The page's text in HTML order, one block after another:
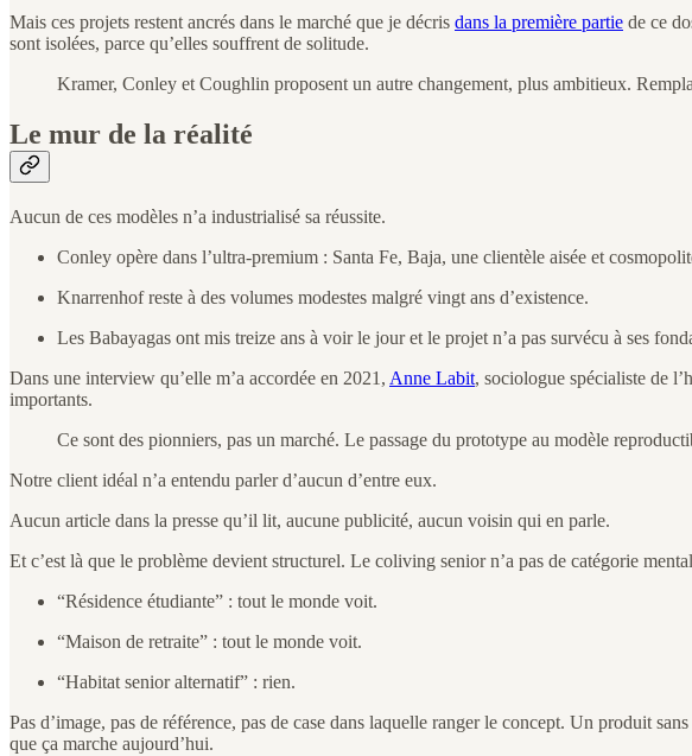
Mais ces projets restent ancrés dans le marché que je décris dans la première partie de ce
sont isolées, parce qu’elles souffrent de solitude.
Kramer, Conley et Coughlin proposent un autre changement, plus ambitieux.
Le mur de la réalité
Aucun de ces modèles n’a industrialisé sa réussite.
Conley opère dans l’ultra-premium : Santa Fe, Baja, une clientèle aisée et
Knarrenhof reste à des volumes modestes malgré vingt ans d’existence.
Les Babayagas ont mis treize ans à voir le jour et le projet n’a pas survécu à ses
Dans une interview qu’elle m’a accordée en 2021, Anne Labit, sociologue spécialiste de
importants.
Ce sont des pionniers, pas un marché. Le passage du prototype au modèle
Notre client idéal n’a entendu parler d’aucun d’entre eux.
Aucun article dans la presse qu’il lit, aucune publicité, aucun voisin qui en parle.
Et c’est là que le problème devient structurel. Le coliving senior n’a pas de catégorie
“Résidence étudiante” : tout le monde voit.
“Maison de retraite” : tout le monde voit.
“Habitat senior alternatif” : rien.
Pas d’image, pas de référence, pas de case dans laquelle ranger le concept. Un produit
que ça marche aujourd’hui.